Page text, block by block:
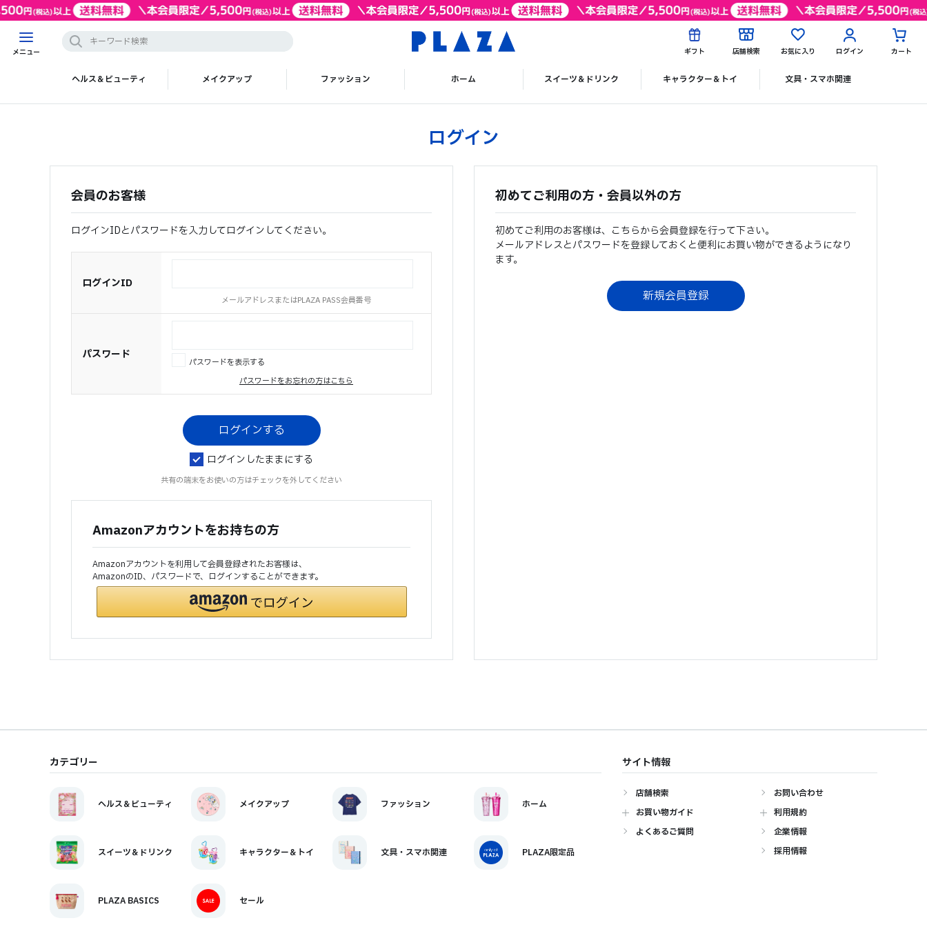
メニュー ギフト 店舗検索 お気に入り ログイン カート
ヘルス＆ビューティ メイクアップ ファッション ホーム スイーツ＆ドリンク キャラクター＆トイ 文具・スマホ関連
ログイン
会員のお客様
ログインIDとパスワードを入力してログインしてください。
ログインID
メールアドレスまたはPLAZA PASS会員番号
パスワード
パスワードを表示する
パスワードをお忘れの方はこちら
ログインしたままにする
共有の端末をお使いの方はチェックを外してください
Amazonアカウントをお持ちの方
Amazonアカウントを利用して会員登録されたお客様は、
AmazonのID、パスワードで、ログインすることができます。
初めてご利用の方・会員以外の方
初めてご利用のお客様は、こちらから会員登録を行って下さい。
メールアドレスとパスワードを登録しておくと便利にお買い物ができるようになり
ます。
カテゴリー
ヘルス＆ビューティ メイクアップ ファッション ホーム
スイーツ＆ドリンク キャラクター＆トイ 文具・スマホ関連 PLAZA限定品
PLAZA BASICS セール
サイト情報
店舗検索
お買い物ガイド
よくあるご質問
お問い合わせ
利用規約
企業情報
採用情報